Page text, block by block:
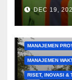
DEC 19,
KONSTRUKSI
MANAJEMEN
MANAJEMEN
RISET, INOVASI &